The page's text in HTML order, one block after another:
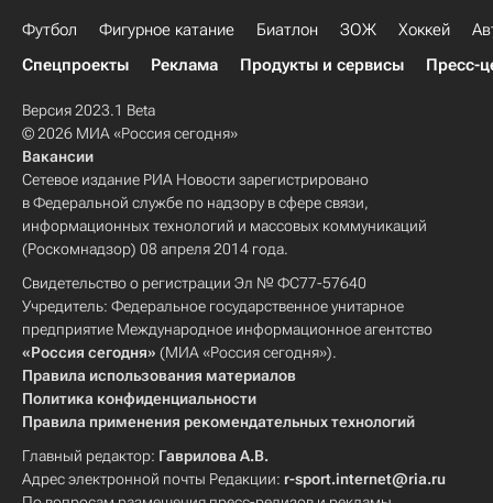
Футбол Фигурное катание Биатлон ЗОЖ Хоккей
Спецпроекты
Реклама Продукты и сервисы Пресс-
Версия 2023.1 Beta
© 2026 МИА «Россия сегодня»
Вакансии
Сетевое издание РИА Новости зарегистрировано
в Федеральной службе по надзору в сфере связи,
информационных технологий и массовых коммуникаций
(Роскомнадзор) 08 апреля 2014 года.
Свидетельство о регистрации Эл № ФС77-57640
Учредитель: Федеральное государственное унитарное
предприятие Международное информационное агентство
«Россия сегодня» (МИА «Россия сегодня»).
Правила использования материалов
Политика конфиденциальности
Правила применения рекомендательных технологий
Главный редактор: Гаврилова А.В.
Адрес электронной почты Редакции: r-sport.internet@ria.ru